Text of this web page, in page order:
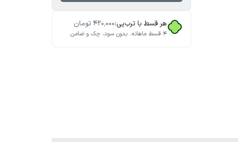
هر قسط با ترب‌پی:۴۲۰٬۰۰۰تومان
۴ قسط ماهانه. بدون سود، چک و ضامن.